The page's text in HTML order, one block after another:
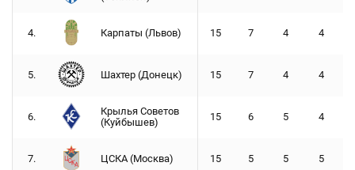
4. Карпаты (Львов) 15 7 4 4
5. Шахтер (Донецк) 15 7 4 4
6.
Крылья Советов
(Куйбышев)
15 6 5 4
7. ЦСКА (Москва) 15 5 5 5